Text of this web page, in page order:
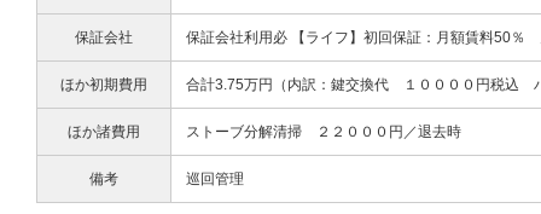
保証会社 保証会社利用必 【ライフ】初回保証：月額賃料50
ほか初期費用 合計3.75万円（内訳：鍵交換代 １００００円税込
ほか諸費用 ストーブ分解清掃 ２２０００円／退去時
備考 巡回管理